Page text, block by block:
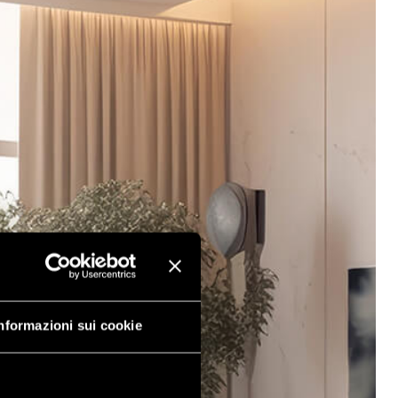
sui cookie